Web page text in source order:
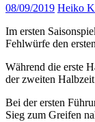
08/09/2019 Heiko
Im ersten
Fehlwürfe den
Während die erste
der zweiten
Bei der ersten
Sieg zum Greifen